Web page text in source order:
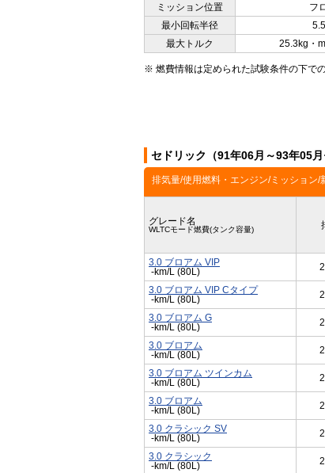
ミッション位置
フ
最小回転半径
最大トルク
25.3kg・
※ 燃費情報は定められた試験条件の下で
セドリック（91年06月～93年05
排気量/使用燃料・エンジン/ミッション/
グレード名
WLTCモード燃費(タンク容量)
3.0 ブロアム VIP
-km/L (80L)
3.0 ブロアム VIP Cタイプ
-km/L (80L)
3.0 ブロアム G
-km/L (80L)
3.0 ブロアム
-km/L (80L)
3.0 ブロアム ツインカム
-km/L (80L)
3.0 ブロアム
-km/L (80L)
3.0 クラシック SV
-km/L (80L)
3.0 クラシック
-km/L (80L)